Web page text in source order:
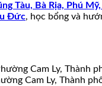
Tàu, Bà Rịa, Phú
Đức, học bổng và
Cam Ly, Thành
Cam Ly, Thành